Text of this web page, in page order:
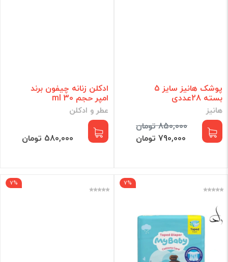
فیلتر براساس قیمت :
قیمت: تومان
پوشک هانیز سایز 5
بسته 28عددی
هانیز
850,000 تومان
790,000 تومان
ادکلن زنانه چیفون برند
امپر حجم 30 ml
عطر و ادکلن
580,000 تومان
7%
7%